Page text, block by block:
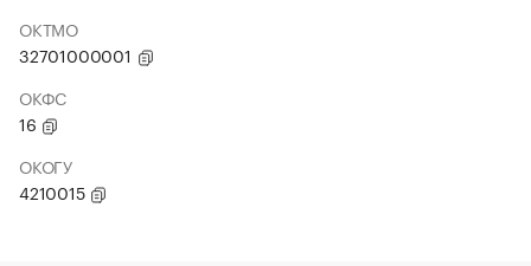
ОКТМО
32701000001
ОКФС
16
ОКОГУ
4210015